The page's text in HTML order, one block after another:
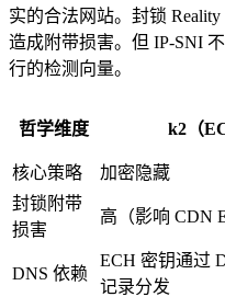
实的合法网站。封锁
造成附带损害。但 IP-SNI
行的检测向量。
哲学维度 k2（
核心策略
加密隐藏
封锁附带
损害
高（影响 CDN
DNS 依赖
ECH 密钥通过
记录分发